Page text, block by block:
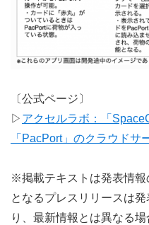
〔公式ページ〕
▷ アクセルラボ：「
「PacPort」のクラウドサ
※掲載テキストは発表情報
となるプレスリリースは
り、最新情報とは異なる